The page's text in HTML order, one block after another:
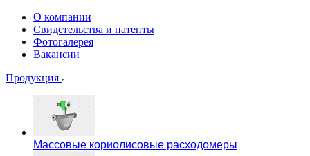
О компании
Свидетельства и патенты
Фотогалерея
Вакансии
Продукция
Массовые кориолисовые расходомеры